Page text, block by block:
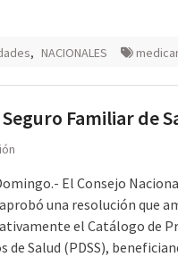
, NACIONALES
Familiar de
El Consejo
aprobó una resolución que
el Catálogo de
de Salud (PDSS),